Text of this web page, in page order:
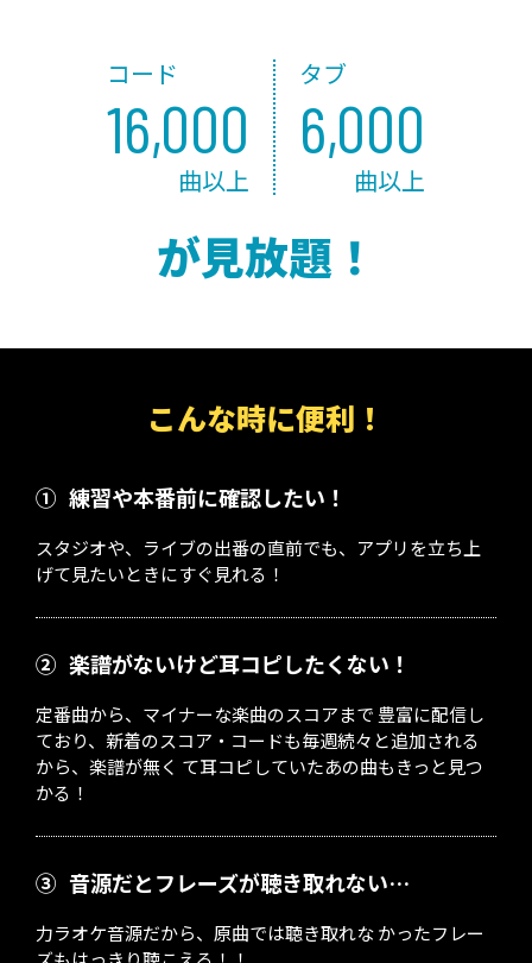
コード
16,000
曲以上
タブ
6,000
曲以上
が見放題！
こんな時に便利！
① 練習や本番前に確認したい！
スタジオや、ライブの出番の直前でも、アプリを立ち上
げて見たいときにすぐ見れる！
② 楽譜がないけど耳コピしたくない！
定番曲から、マイナーな楽曲のスコアまで 豊富に配信し
ており、新着のスコア・コードも毎週続々と追加される
から、楽譜が無く て耳コピしていたあの曲もきっと見つ
かる！
③ 音源だとフレーズが聴き取れない…
力ラオケ音源だから、原曲では聴き取れな かったフレー